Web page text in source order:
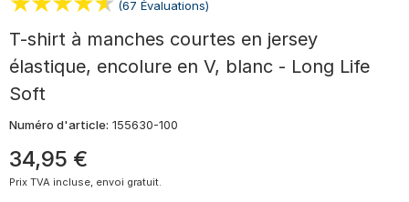
(67 Évaluations)
T-shirt à manches courtes en jersey
élastique, encolure en V, blanc - Long Life
Soft
Numéro d'article: 155630-100
34,95 €
Prix TVA incluse, envoi gratuit.